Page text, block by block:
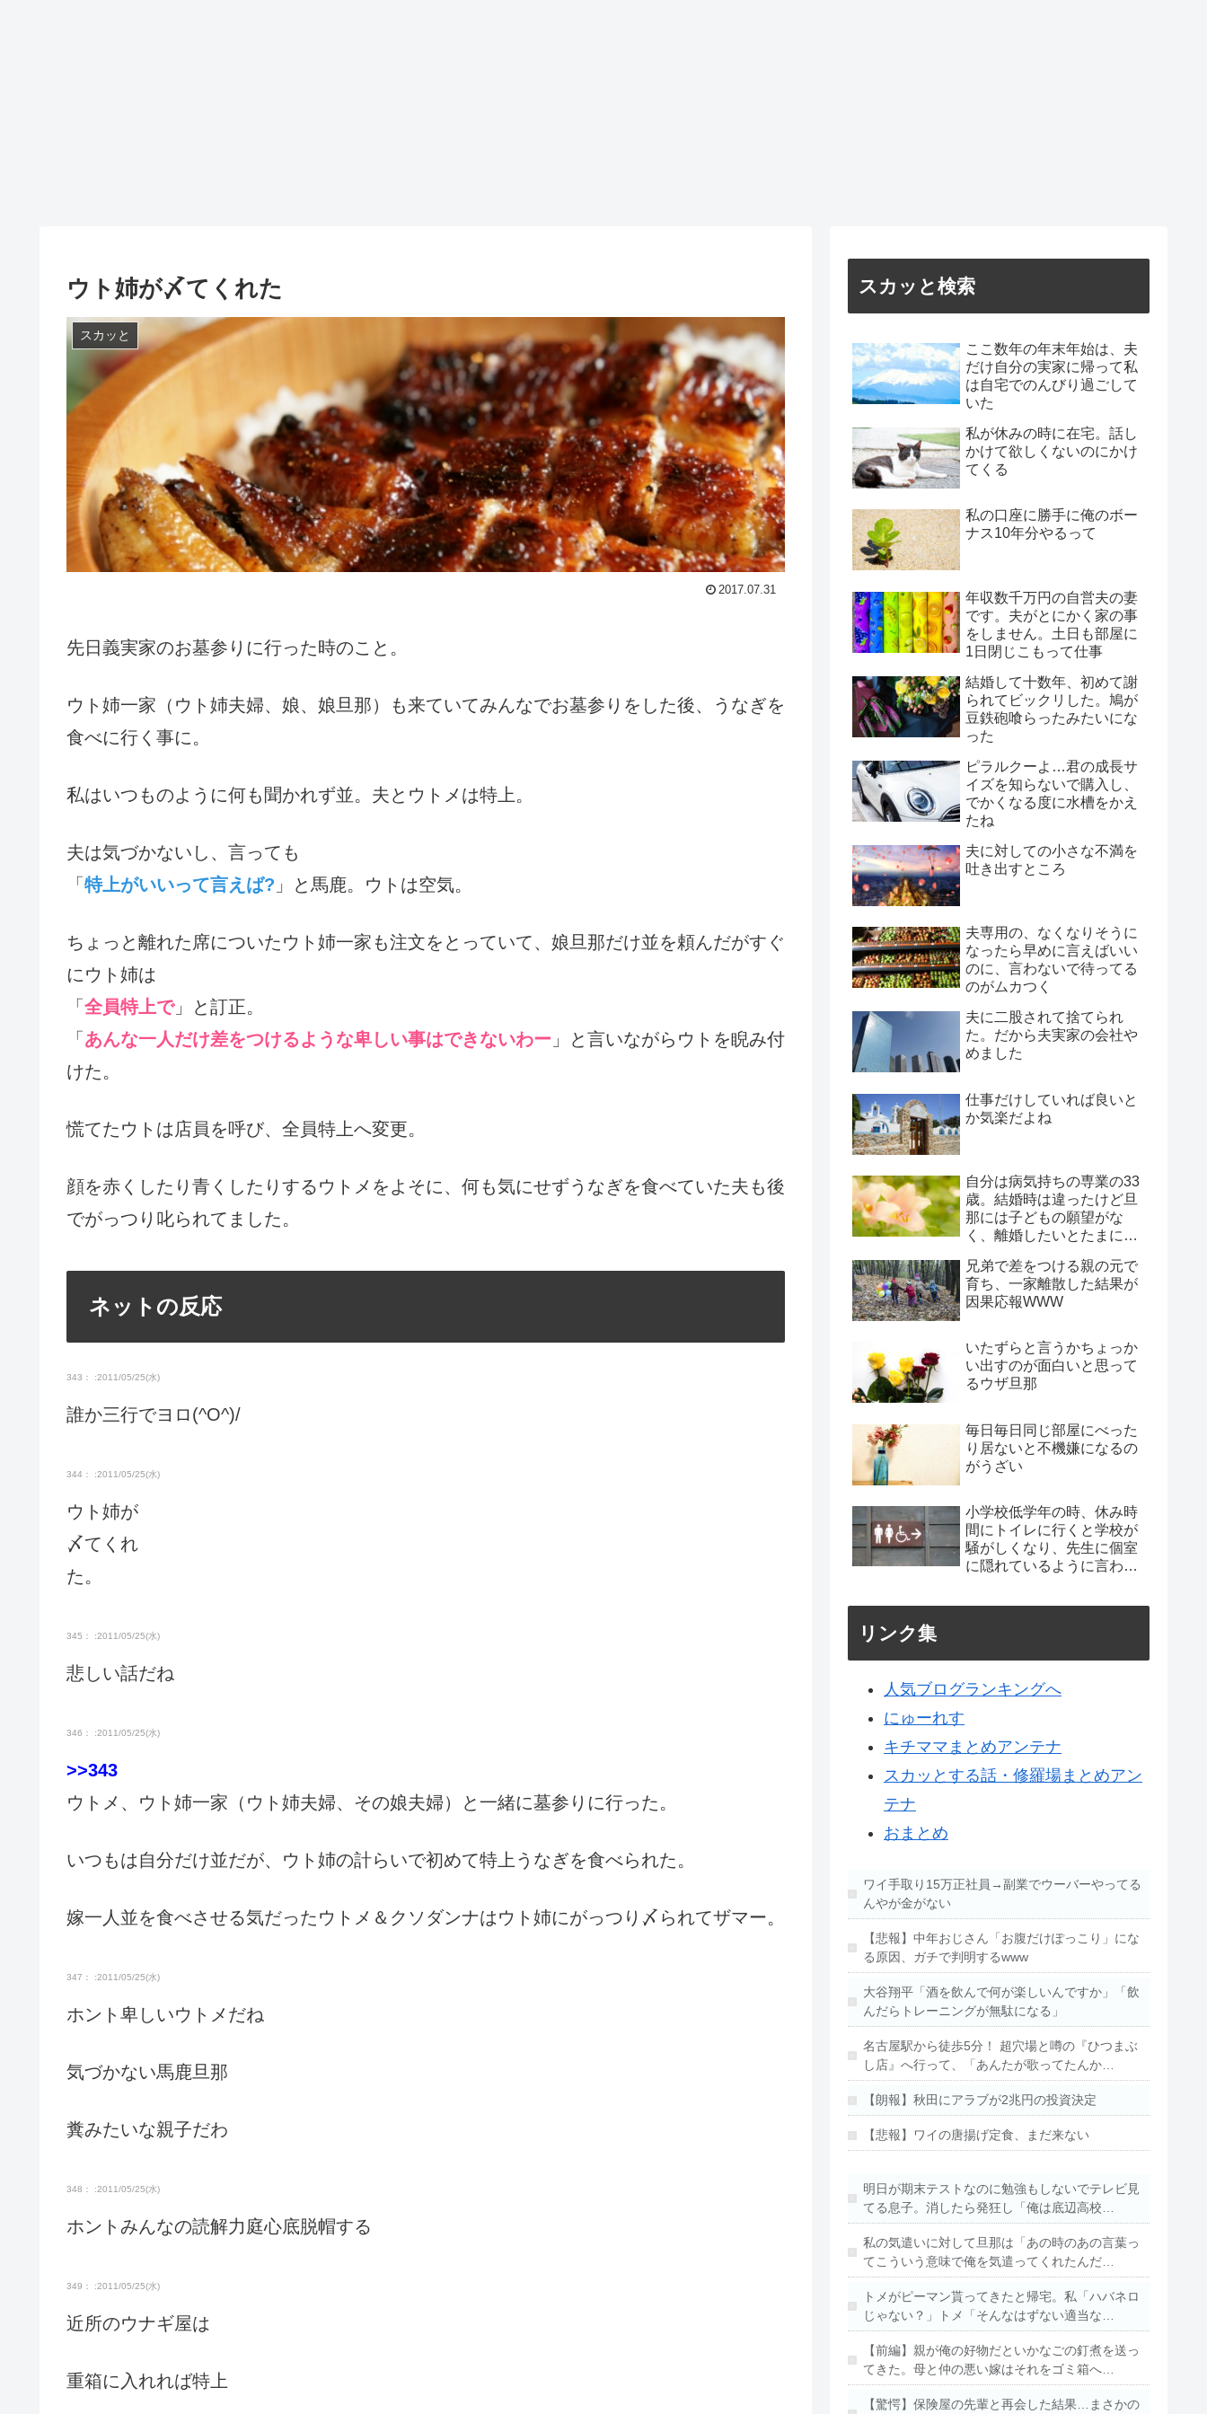
ウト姉が〆てくれた
スカッと
2017.07.31
先日義実家のお墓参りに行った時のこと。
ウト姉一家（ウト姉夫婦、娘、娘旦那）も来ていてみんなでお墓参りをした後、うなぎを
食べに行く事に。
私はいつものように何も聞かれず並。夫とウトメは特上。
夫は気づかないし、言っても
「特上がいいって言えば? 」と馬鹿。ウトは空気。
ちょっと離れた席についたウト姉一家も注文をとっていて、娘旦那だけ並を頼んだがすぐ
にウト姉は
「全員特上で」と訂正。
「あんな一人だけ差をつけるような卑しい事はできないわー 」と言いながらウトを睨み付
けた。
慌てたウトは店員を呼び、全員特上へ変更。
顔を赤くしたり青くしたりするウトメをよそに、何も気にせずうなぎを食べていた夫も後
でがっつり叱られてました。
ネットの反応
343： :2011/05/25(水)
誰か三行でヨロ(^O^)/
344： :2011/05/25(水)
ウト姉が
〆てくれ
た。
345： :2011/05/25(水)
悲しい話だね
346： :2011/05/25(水)
>>343
ウトメ、ウト姉一家（ウト姉夫婦、その娘夫婦）と一緒に墓参りに行った。
いつもは自分だけ並だが、ウト姉の計らいで初めて特上うなぎを食べられた。
嫁一人並を食べさせる気だったウトメ＆クソダンナはウト姉にがっつり〆られてザマー。
347： :2011/05/25(水)
ホント卑しいウトメだね
気づかない馬鹿旦那
糞みたいな親子だわ
348： :2011/05/25(水)
ホントみんなの読解力庭心底脱帽する
349： :2011/05/25(水)
近所のウナギ屋は
重箱に入れれば特上
スカッと検索
ここ数年の年末年始は、夫
だけ自分の実家に帰って私
は自宅でのんびり過ごして
いた
私が休みの時に在宅。話し
かけて欲しくないのにかけ
てくる
私の口座に勝手に俺のボー
ナス10年分やるって
年収数千万円の自営夫の妻
です。夫がとにかく家の事
をしません。土日も部屋に
1日閉じこもって仕事
結婚して十数年、初めて謝
られてビックリした。鳩が
豆鉄砲喰らったみたいにな
った
ピラルクーよ…君の成長サ
イズを知らないで購入し、
でかくなる度に水槽をかえ
たね
夫に対しての小さな不満を
吐き出すところ
夫専用の、なくなりそうに
なったら早めに言えばいい
のに、言わないで待ってる
のがムカつく
夫に二股されて捨てられ
た。だから夫実家の会社や
めました
仕事だけしていれば良いと
か気楽だよね
自分は病気持ちの専業の33
歳。結婚時は違ったけど旦
那には子どもの願望がな
く、離婚したいとたまに言
してる
兄弟で差をつける親の元で
育ち、一家離散した結果が
因果応報WWW
いたずらと言うかちょっか
い出すのが面白いと思って
るウザ旦那
毎日毎日同じ部屋にべった
り居ないと不機嫌になるの
がうざい
小学校低学年の時、休み時
間にトイレに行くと学校が
騒がしくなり、先生に個室
に隠れているように言われ
リンク集
人気ブログランキングへ
にゅーれす
キチママまとめアンテナ
スカッとする話・修羅場まとめアン
テナ
おまとめ
ワイ手取り15万正社員→副業でウーバーやってる
んやが金がない
【悲報】中年おじさん「お腹だけぽっこり」にな
る原因、ガチで判明するwww
大谷翔平「酒を飲んで何が楽しいんですか」「飲
んだらトレーニングが無駄になる」
名古屋駅から徒歩5分！ 超穴場と噂の『ひつまぶ
し店』へ行って、「あんたが歌ってたんか…
【朗報】秋田にアラブが2兆円の投資決定
【悲報】ワイの唐揚げ定食、まだ来ない
明日が期末テストなのに勉強もしないでテレビ見
てる息子。消したら発狂し「俺は底辺高校…
私の気遣いに対して旦那は「あの時のあの言葉っ
てこういう意味で俺を気遣ってくれたんだ…
トメがピーマン貰ってきたと帰宅。私「ハバネロ
じゃない？」トメ「そんなはずない適当な…
【前編】親が俺の好物だといかなごの釘煮を送っ
てきた。母と仲の悪い嫁はそれをゴミ箱へ…
【驚愕】保険屋の先輩と再会した結果…まさかの